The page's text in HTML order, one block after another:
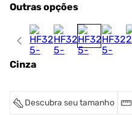
Outras opções
Cinza
Descubra seu tamanho